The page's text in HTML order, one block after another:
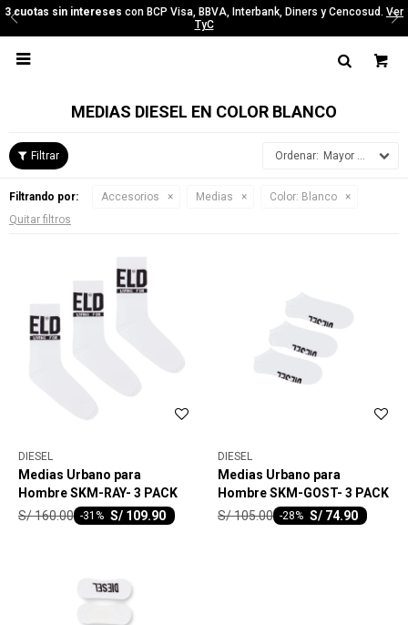
3 cuotas sin intereses con BCP Visa, BBVA, Interbank, Diners y Cencosud. Ver
TyC

MEDIAS DIESEL EN COLOR BLANCO
Mayor precio
Filtrando por: Accesorios Medias Color: Blanco
Quitar filtros
DIESEL
Medias Urbano para
Hombre SKM-RAY- 3 PACK
S/ 109.90
-31
S/160.00
DIESEL
Medias Urbano para
Hombre SKM-GOST- 3 PACK
S/ 74.90
-28
S/105.00